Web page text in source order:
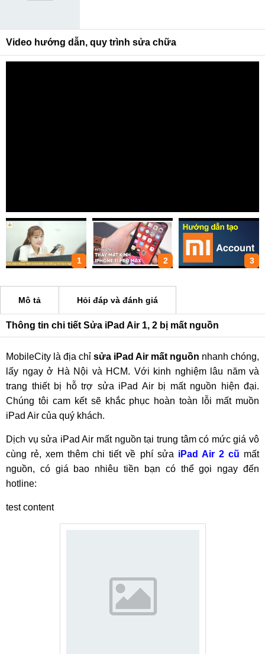
Video hướng dẫn, quy trình sửa chữa
1 2 3
Mô tả Hỏi đáp và đánh giá
Thông tin chi tiết Sửa iPad Air 1, 2 bị mất nguồn
MobileCity là địa chỉ sửa iPad Air mất nguồn nhanh chóng,
lấy ngay ở Hà Nội và HCM. Với kinh nghiệm lâu năm và
trang thiết bị hỗ trợ sửa iPad Air bị mất nguồn hiện đại.
Chúng tôi cam kết sẽ khắc phục hoàn toàn lỗi mất muồn
iPad Air của quý khách.
Dịch vụ sửa iPad Air mất nguồn tại trung tâm có mức giá vô
cùng rẻ, xem thêm chi tiết về phí sửa iPad Air 2 cũ mất
nguồn, có giá bao nhiêu tiền bạn có thể gọi ngay đến
hotline:
test content